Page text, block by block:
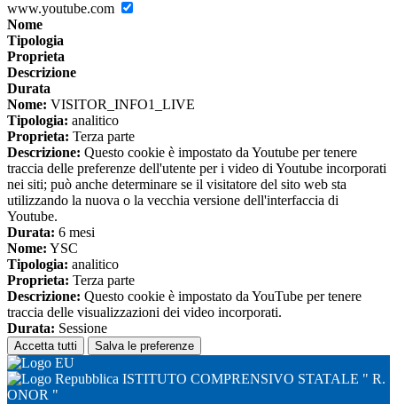
www.youtube.com
Nome
Tipologia
Proprieta
Descrizione
Durata
Nome: VISITOR_INFO1_LIVE
Tipologia: analitico
Proprieta: Terza parte
Descrizione: Questo cookie è impostato da Youtube per tenere
traccia delle preferenze dell'utente per i video di Youtube incorporati
nei siti; può anche determinare se il visitatore del sito web sta
utilizzando la nuova o la vecchia versione dell'interfaccia di
Youtube.
Durata: 6 mesi
Nome: YSC
Tipologia: analitico
Proprieta: Terza parte
Descrizione: Questo cookie è impostato da YouTube per tenere
traccia delle visualizzazioni dei video incorporati.
Durata: Sessione
Accetta tutti Salva le preferenze
ISTITUTO COMPRENSIVO STATALE " R.
ONOR "